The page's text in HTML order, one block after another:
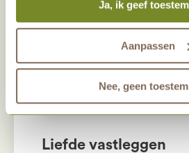
marketingprestaties worden
onze gasten nog beter kunnen
over het gebruik van cookies?
Ja, ik geef
Aanpassen
Nee, geen
Liefde vastleggen